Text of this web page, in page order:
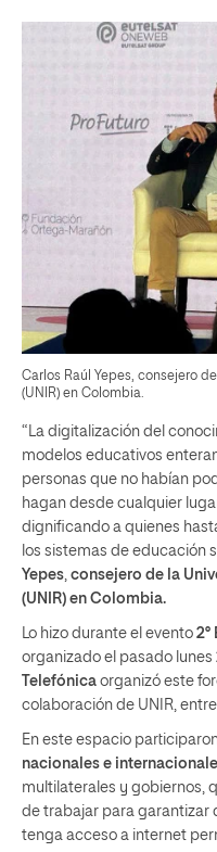
Carlos Raúl Yepes, consejero
(UNIR) en Colombia.
“La digitalización del
modelos educativos
personas que no habían
hagan desde cualquier
dignificando a quienes
los sistemas de educación
Yepes, consejero de la
(UNIR) en Colombia.
Lo hizo durante el evento 2°
organizado el pasado lunes
Telefónica organizó este
colaboración de UNIR,
En este espacio
nacionales e
multilaterales y gobiernos,
de trabajar para garantizar
tenga acceso a internet